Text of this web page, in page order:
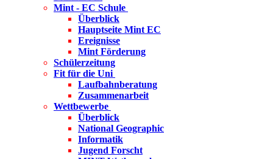
Mint - EC Schule
Überblick
Hauptseite Mint EC
Ereignisse
Mint Förderung
Schülerzeitung
Fit für die Uni
Laufbahnberatung
Zusammenarbeit
Wettbewerbe
Überblick
National Geographic
Informatik
Jugend Forscht